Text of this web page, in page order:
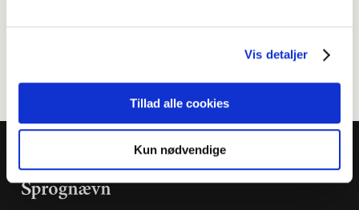
Vis detaljer
Tillad alle cookies
Kun nødvendige
podcaster og klummeskribent hos Berlingske. Professionel
bruger af det danske sprog og optaget af dialekternes